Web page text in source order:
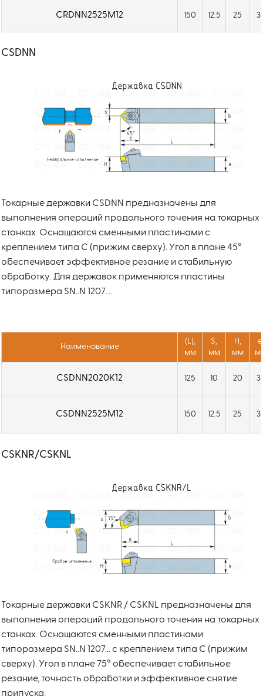
CRDNN2525M12 150 12.5 25
CSDNN
Токарные державки CSDNN предназначены для
выполнения операций продольного точения на токарных
станках. Оснащаются сменными пластинами с
креплением типа C (прижим сверху). Угол в плане 45°
обеспечивает эффективное резание и стабильную
обработку. Для державок применяются пластины
типоразмера SN..N 1207....
Наименование
(L),
мм
S,
мм
H,
мм
e,
CSDNN2020K12 125 10 20
CSDNN2525M12 150 12.5 25
CSKNR/CSKNL
Токарные державки CSKNR / CSKNL предназначены для
выполнения операций продольного точения на токарных
станках. Оснащаются сменными пластинами
типоразмера SN..N 1207... с креплением типа C (прижим
сверху). Угол в плане 75° обеспечивает стабильное
резание, точность обработки и эффективное снятие
припуска.